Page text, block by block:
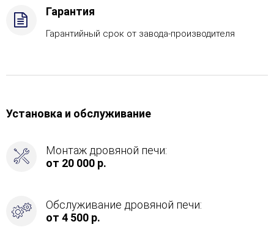
Гарантия
Гарантийный срок от завода-производителя
Установка и обслуживание
Монтаж дровяной печи:
от 20 000 р.
Обслуживание дровяной печи:
от 4 500 р.